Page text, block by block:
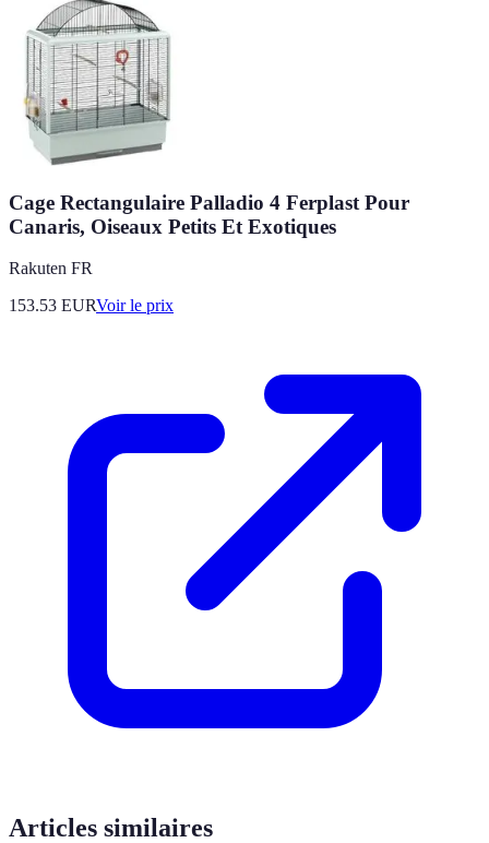
Cage Rectangulaire Palladio 4 Ferplast Pour
Canaris, Oiseaux Petits Et Exotiques
Rakuten FR
153.53 EURVoir le prix
Articles similaires